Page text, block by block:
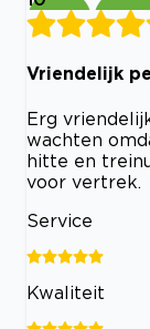
Vriendelijk
Erg
wachten
hitte en
voor vertrek.
Service
Kwaliteit